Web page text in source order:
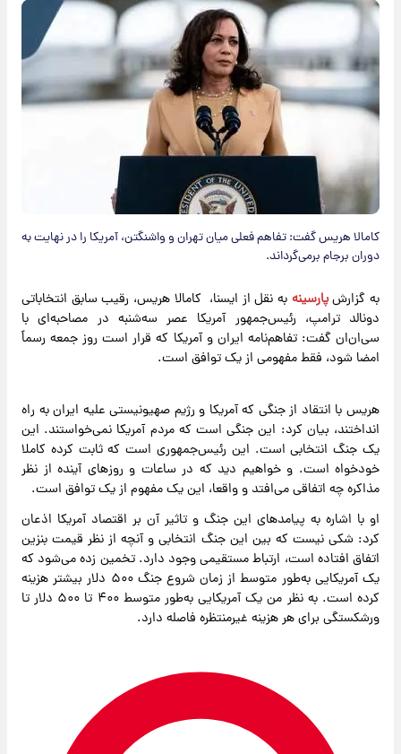
کامالا هریس گفت: تفاهم فعلی میان تهران و واشنگتن، آمریکا را در نهایت به
دوران برجام برمی‌گرداند.
به گزارش پارسینه به نقل از ایسنا، کامالا هریس، رقیب سابق انتخاباتی
دونالد ترامپ، رئیس‌جمهور آمریکا عصر سه‌شنبه در مصاحبه‌ای با
سی‌ان‌ان گفت: تفاهم‌نامه ایران و آمریکا که قرار است روز جمعه رسماً
امضا شود، فقط مفهومی از یک توافق است.
هریس با انتقاد از جنگی که آمریکا و رژیم صهیونیستی علیه ایران به راه
انداختند، بیان کرد: این جنگی است که مردم آمریکا نمی‌خواستند. این
یک جنگ انتخابی است. این رئیس‌جمهوری است که ثابت کرده کاملا
خودخواه است. و خواهیم دید که در ساعات و روزهای آینده از نظر
مذاکره چه اتفاقی می‌افتد و واقعا، این یک مفهوم از یک توافق است.
او با اشاره به پیامدهای این جنگ و تاثیر آن بر اقتصاد آمریکا اذعان
کرد: شکی نیست که بین این جنگ انتخابی و آنچه از نظر قیمت بنزین
اتفاق افتاده است، ارتباط مستقیمی وجود دارد. تخمین زده می‌شود که
یک آمریکایی به‌طور متوسط ​​از زمان شروع جنگ ۵۰۰ دلار بیشتر هزینه
کرده است. به نظر من یک آمریکایی به‌طور متوسط ​​۴۰۰ تا ۵۰۰ دلار تا
ورشکستگی برای هر هزینه غیرمنتظره فاصله دارد.